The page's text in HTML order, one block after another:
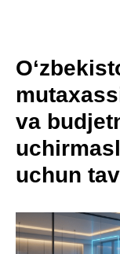
va
uchun